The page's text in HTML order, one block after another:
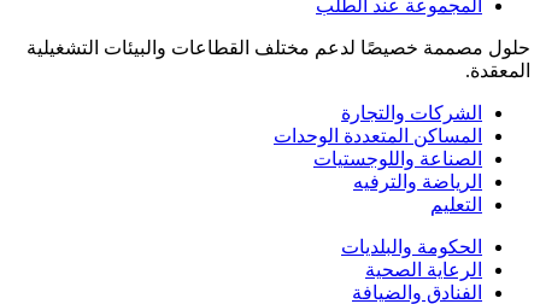
المجموعة عند الطلب
حلول مصممة خصيصًا لدعم مختلف القطاعات والبيئات التشغيلية
المعقدة.
الشركات والتجارة
المساكن المتعددة الوحدات
الصناعة واللوجستيات
الرياضة والترفيه
التعليم
الحكومة والبلديات
الرعاية الصحية
الفنادق والضيافة